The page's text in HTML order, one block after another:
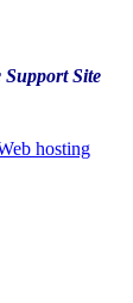
Support Site
hosting